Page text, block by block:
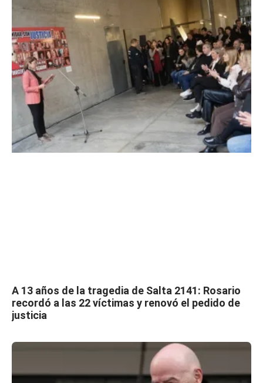
A 13 años de la tragedia de Salta 2141: Rosario
recordó a las 22 víctimas y renovó el pedido de
justicia